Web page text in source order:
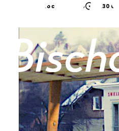
Mittwoch, 11.11.26
19:30 Uhr